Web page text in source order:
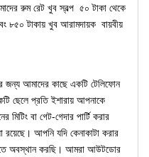
রুম রেট খুব স্বল্প ৫০ টাকা থেকে
৮৫০ টাকায় খুব আরামদায়ক বায়বীয়
জন্য আমাদের কাছে একটি টেলিফোন
ছেলে প্রতি ইশারায় আপনাকে
বা গেট-গেদার পার্টি করার
রয়েছে। আপনি যদি কেনাকাটা করার
অবস্থান করছি। আমরা আউটডোর